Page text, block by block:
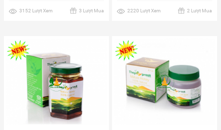
3152 Lượt Xem 3 Lượt Mua 2220 Lượt Xem 2 Lượt Mua